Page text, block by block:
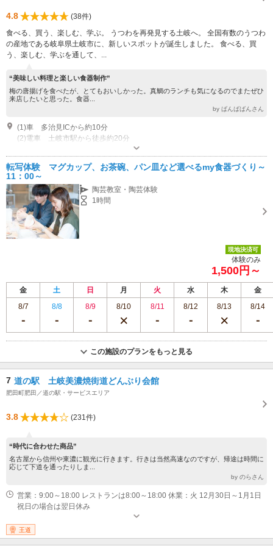
4.8
(38件)
食べる、買う、楽しむ、学ぶ。 うつわを再発見する土岐へ。 全国有数のうつわ
の産地である岐阜県土岐市に、新しいスポットが誕生しました。 食べる、買
う、楽しむ、学ぶを通して、...
“美味しい料理と楽しい食器制作”
梅の唐揚げを食べたが、とてもおいしかった。真鯛のランチも気になるのでまたぜひ
来店したいと思った。食器...
by ばんばばんさん
(1)車 多治見ICから約10分
(2)電車 土岐市駅から徒歩約20分
オープン：11：00 クローズ：17：00
転写体験 マグカップ、お茶碗、パン皿など選べるmy食器づくり～
11：00～
陶芸教室・陶芸体験
1時間
現地決済可
体験のみ
1,500円～
金 土 日 月 火 水 木
金
8/7
8/8 8/9 8/10 8/11 8/12 8/13 8/14
この施設のプランをもっと見る
7 道の駅 土岐美濃焼街道どんぶり会館
肥田町肥田／道の駅・サービスエリア
3.8 (231件)
“時代に合わせた商品”
名古屋から信州や東濃に観光に行きます。行きは当然高速なのですが、帰途は時間に
応じて下道を通ったりしま...
by のらさん
営業：9:00～18:00 レストランは8:00～18:00 休業：火 12月30日～1月1日
祝日の場合は翌日休み
王道